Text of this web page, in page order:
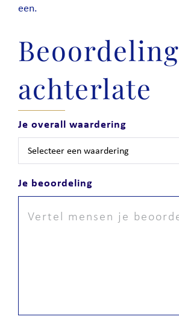
een.
Beoordeling
achterlate
Je overall waardering
Je beoordeling